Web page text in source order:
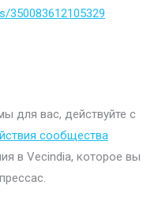
350083612105329
для вас, действуйте с
сообщества
в Vecindia, которое вы